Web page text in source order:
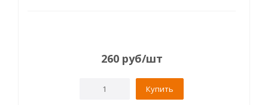
260 руб/шт
Купить